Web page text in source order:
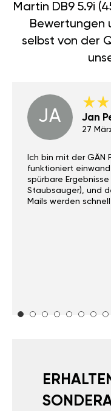
Martin DB9 5.9i
Bewertungen
selbst von der
JA Jan
27
Ich bin mit der GÄN
funktioniert
spürbare
Staubsauger), und
Mails werden